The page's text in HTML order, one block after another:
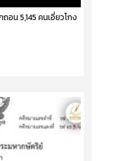
อน 5,145 คนเอี่ยวโกง